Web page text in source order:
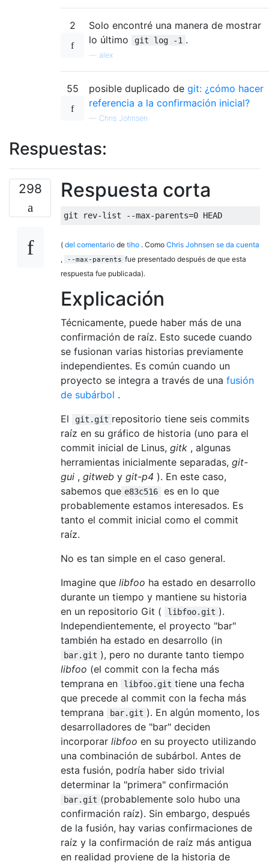
2
Solo encontré una manera de mostrar
lo último
git log -1 .
alex
55 posible duplicado de git: ¿cómo hacer
referencia a la confirmación inicial?
— Chris Johnsen
Respuestas:
298 Respuesta corta
( del comentario de tiho . Como Chris Johnsen se da cuenta
,
--max-parents fue presentado después de que esta
respuesta fue publicada).
Explicación
Técnicamente, puede haber más de una
confirmación de raíz. Esto sucede cuando
se fusionan varias historias previamente
independientes. Es común cuando un
proyecto se integra a través de una fusión
de subárbol .
El
git.git repositorio tiene seis commits
raíz en su gráfico de historia (uno para el
commit inicial de Linus, gitk , algunas
herramientas inicialmente separadas, git-
gui , gitweb y git-p4 ). En este caso,
sabemos que e83c516
es en lo que
probablemente estamos interesados. Es
tanto el commit inicial como el commit
raíz.
No es tan simple en el caso general.
Imagine que libfoo ha estado en desarrollo
durante un tiempo y mantiene su historia
en un repositorio Git (
libfoo.git ).
Independientemente, el proyecto "bar"
también ha estado en desarrollo (in
bar.git ), pero no durante tanto tiempo
libfoo (el commit con la fecha más
temprana en
libfoo.git tiene una fecha
que precede al commit con la fecha más
temprana
bar.git ). En algún momento, los
desarrolladores de "bar" deciden
incorporar libfoo en su proyecto utilizando
una combinación de subárbol. Antes de
esta fusión, podría haber sido trivial
determinar la "primera" confirmación
bar.git (probablemente solo hubo una
confirmación raíz). Sin embargo, después
de la fusión, hay varias confirmaciones de
raíz y la confirmación de raíz más antigua
en realidad proviene de la historia de